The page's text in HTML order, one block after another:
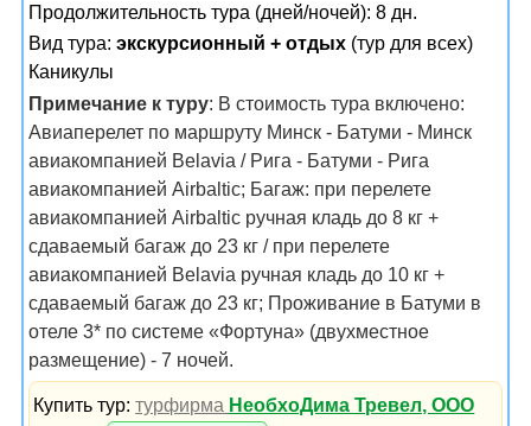
Продолжительность тура (дней/ночей): 8 дн.
Вид тура: экскурсионный + отдых (тур для всех)
Каникулы
Примечание к туру: В стоимость тура включено:
Авиаперелет по маршруту Минск - Батуми - Минск
авиакомпанией Belavia / Рига - Батуми - Рига
авиакомпанией Airbaltic; Багаж: при перелете
авиакомпанией Airbaltic ручная кладь до 8 кг +
сдаваемый багаж до 23 кг / при перелете
авиакомпанией Belavia ручная кладь до 10 кг +
сдаваемый багаж до 23 кг; Проживание в Батуми в
отеле 3* по системе «Фортуна» (двухместное
размещение) - 7 ночей.
Купить тур:турфирма НеобхоДима Тревел, ООО